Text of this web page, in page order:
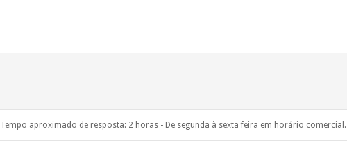
Tempo aproximado de resposta: 2 horas - De segunda à sexta feira em horário comercial.